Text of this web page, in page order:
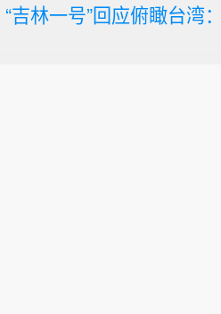
“吉林一号”回应俯瞰台湾